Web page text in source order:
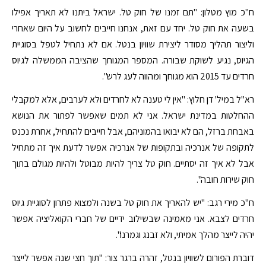
ח"כ מוץ מטלון: "תם זמנו של חוק טל. ישראל ביתנו לא תאריך אפילו
בשעה את חוק טל. יחד עם זאת, אנחנו חייבים לחשוב על היום שאחרי
וליצור תהליך מסודר ליצירת שוויון בנטל. אם לא נתחיל לטפל בסוגיית
הגיוס, נגיע לשוקת שבורה. המספר המגוחך שהציבה הממשלה לגיוס
חרדים עד 2015 הוא מגוחך ומהווה לעג לרש".
רא"ל במיל' דן חלוץ: "אין לי טענה לא לחרדים ולא לערבים, אלא למקבלי
ההחלטות במדינת ישראל. אני לא תמים שאפשר לפתור את הנושא
באבחת ברזל, הם לא יבואו בהמוניהם, אבל חייבים להתחיל, אחרת נכנס
לתקופה של אנרכיה ובתקופות של אנרכיה אפשר לדעת איך זה מתחיל
אבל לא איך זה יסתיים. חוק טל צריך להיות מבוטל ולהיות מגולם בתוך
חוק שירות חובה".
ח"כ מירי רגב: "יש להאריך את חוק טל בשנה ולמצוא פתרון לסוגיית גיוס
חרדים לצבא. אני מאמינה שבשילוב ידיים של חברי הקואליציה אפשר
יהיה לייצר מהלך אמיתי, ולא זבנג וגמרנו".
דוברת הפורום לשוויון בנטל, זהרה ברגר צור: "תוך חצי שנה אפשר לייצר